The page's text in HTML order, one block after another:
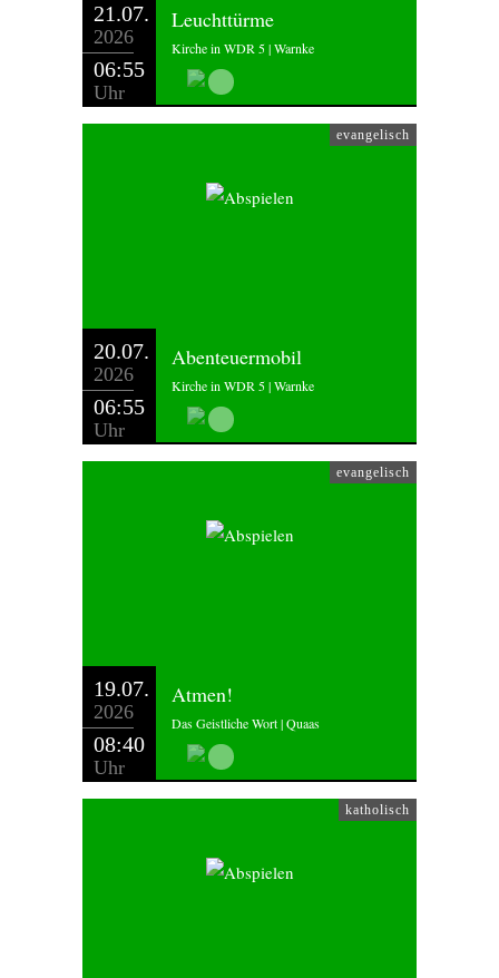
21.07.
2026
06:55
Uhr
Leuchttürme
Kirche in WDR 5 | Warnke
evangelisch
20.07.
2026
06:55
Uhr
Abenteuermobil
Kirche in WDR 5 | Warnke
evangelisch
19.07.
2026
08:40
Uhr
Atmen!
Das Geistliche Wort | Quaas
katholisch